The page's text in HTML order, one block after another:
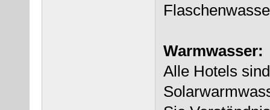
Warmwasser:
Alle Hotels